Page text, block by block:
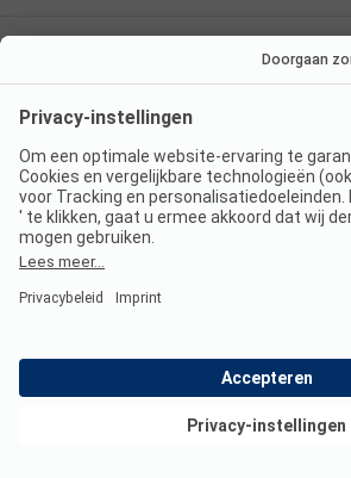
Frankrijk
Italië
Kroatië
Boekbare campings